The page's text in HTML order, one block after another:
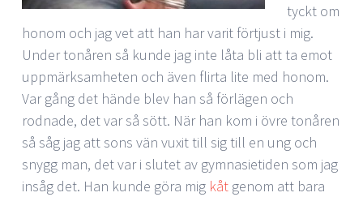
tyckt om
honom och jag vet att han har varit förtjust i mig.
Under tonåren så kunde jag inte låta bli att ta emot
uppmärksamheten och även flirta lite med honom.
Var gång det hände blev han så förlägen och
rodnade, det var så sött. När han kom i övre tonåren
så såg jag att sons vän vuxit till sig till en ung och
snygg man, det var i slutet av gymnasietiden som jag
insåg det. Han kunde göra mig kåt genom att bara